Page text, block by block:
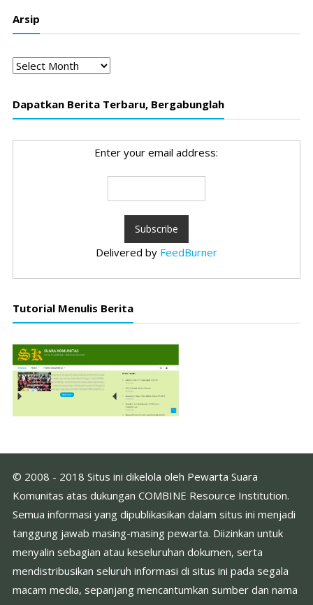
Arsip
Arsip
Dapatkan Berita Terbaru, Bergabunglah
Enter your email address:
Delivered by FeedBurner
Tutorial Menulis Berita
© 2008 - 2018 Situs ini dikelola oleh Pewarta Suara
Komunitas atas dukungan COMBINE Resource Institution.
Semua informasi yang dipublikasikan dalam situs ini menjadi
tanggung jawab masing-masing pewarta. Diizinkan untuk
menyalin sebagian atau keseluruhan dokumen, serta
mendistribusikan seluruh informasi di situs ini pada segala
macam media, sepanjang mencantumkan sumber dan nama